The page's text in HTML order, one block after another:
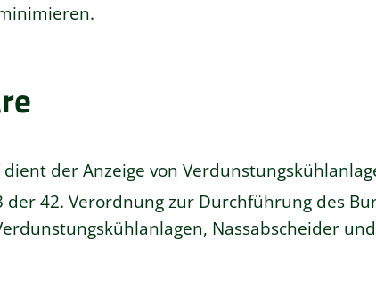
dient der Anzeige von
42. Verordnung zur Durchführung des
Nassabscheider